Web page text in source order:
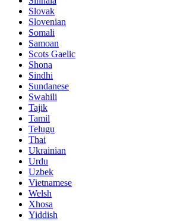
Slovak
Slovenian
Somali
Samoan
Scots Gaelic
Shona
Sindhi
Sundanese
Swahili
Tajik
Tamil
Telugu
Thai
Ukrainian
Urdu
Uzbek
Vietnamese
Welsh
Xhosa
Yiddish